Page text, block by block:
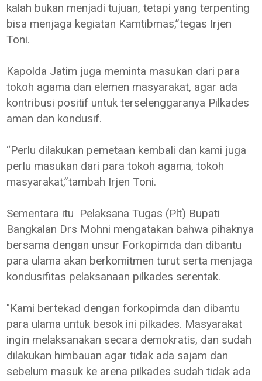
kalah bukan menjadi tujuan, tetapi yang terpenting
bisa menjaga kegiatan Kamtibmas,”tegas Irjen
Toni.
Kapolda Jatim juga meminta masukan dari para
tokoh agama dan elemen masyarakat, agar ada
kontribusi positif untuk terselenggaranya Pilkades
aman dan kondusif.
“Perlu dilakukan pemetaan kembali dan kami juga
perlu masukan dari para tokoh agama, tokoh
masyarakat,”tambah Irjen Toni.
Sementara itu Pelaksana Tugas (Plt) Bupati
Bangkalan Drs Mohni mengatakan bahwa pihaknya
bersama dengan unsur Forkopimda dan dibantu
para ulama akan berkomitmen turut serta menjaga
kondusifitas pelaksanaan pilkades serentak.
"Kami bertekad dengan forkopimda dan dibantu
para ulama untuk besok ini pilkades. Masyarakat
ingin melaksanakan secara demokratis, dan sudah
dilakukan himbauan agar tidak ada sajam dan
sebelum masuk ke arena pilkades sudah tidak ada